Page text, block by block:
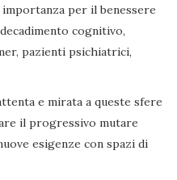
per il benessere
cognitivo,
pazienti psichiatrici,
e mirata a queste sfere
il progressivo mutare
esigenze con spazi di